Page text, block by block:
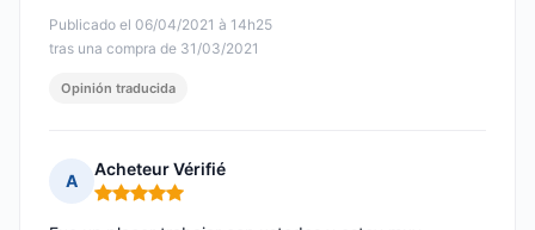
Publicado el 06/04/2021 à 14h25
tras una compra de 31/03/2021
Opinión traducida
A
Acheteur Vérifié
Nota: 5 de 5